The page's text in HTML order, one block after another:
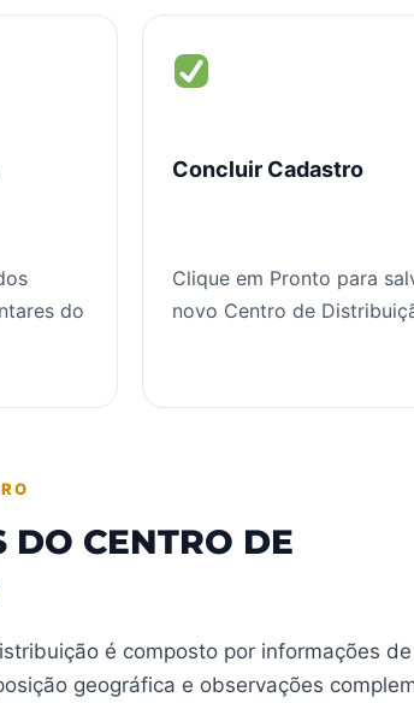
do
Concluir Cadastro
Clique em Pronto para
novo Centro de
DO CENTRO DE
é composto por informações de
geográfica e observações